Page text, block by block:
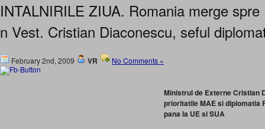
INTALNIRILE ZIUA. Romania merge
n Vest. Cristian Diaconescu, seful
February 2nd, 2009 VR No Comments »
Ministrul de Externe Cristian
prioritatile MAE si diplomatia
pana la UE si SUA